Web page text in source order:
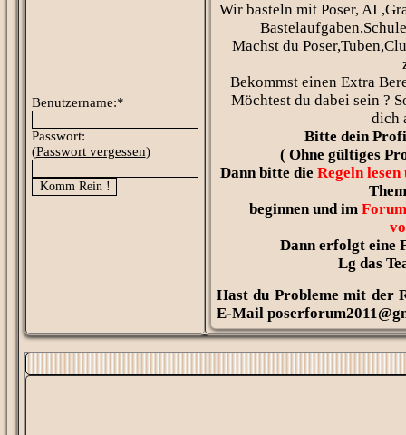
Benutzername:*
Passwort:
(Passwort vergessen)
Wir basteln mit Poser, AI
Machst du
Bekommst einen Extra
Möchtest du dabei sein ?
dich
Bitte dein
( Ohne gültiges
Dann bitte die Regeln
beginnen und im
Dann erfolgt eine
Lg das
Hast du Probleme mit der
E-Mail